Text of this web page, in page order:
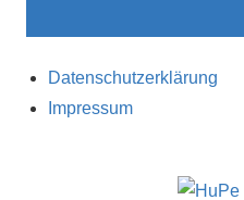
Datenschutzerklärung
Impressum